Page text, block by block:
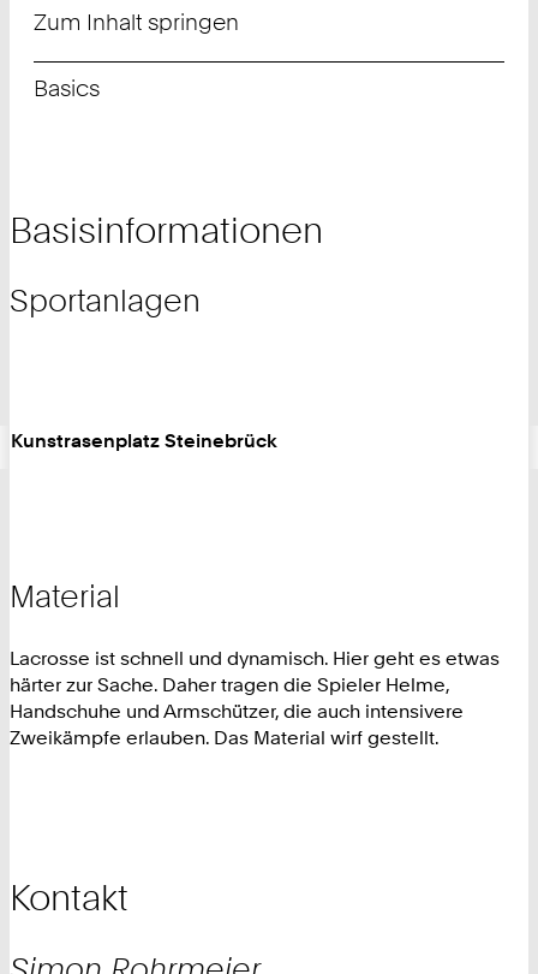
Zum Inhalt springen
Basics
Basisinformationen
Sportanlagen
Kunstrasenplatz Steinebrück
Material
Lacrosse ist schnell und dynamisch. Hier geht es etwas
härter zur Sache. Daher tragen die Spieler Helme,
Handschuhe und Armschützer, die auch intensivere
Zweikämpfe erlauben. Das Material wirf gestellt.
Kontakt